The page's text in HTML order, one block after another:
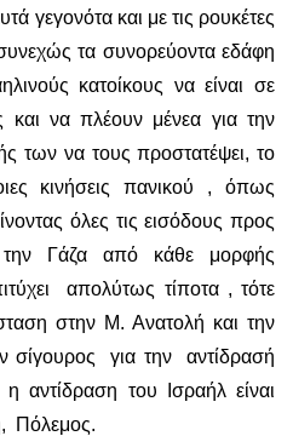
γεγονότα και με τις ρουκέτες
τα συνορεύοντα εδάφη
κατοίκους να είναι σε
να πλέουν μένεα για την
των να τους προστατέψει, το
κινήσεις πανικού , όπως
όλες τις εισόδους προς
την Γάζα από κάθε μορφής
απολύτως τίποτα , τότε
στην Μ. Ανατολή και την
σίγουρος για την αντίδρασή
αντίδραση του Ισραήλ είναι
Πόλεμος.